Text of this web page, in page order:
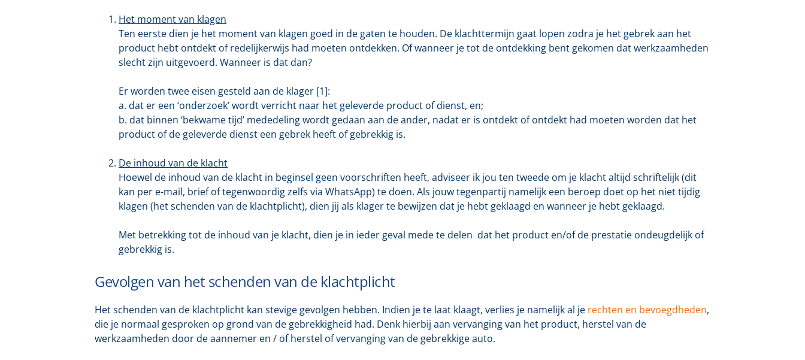
Het moment van klagen
Ten eerste dien je het moment van klagen goed in de gaten te houden. De klachttermijn gaat lopen zodra je het gebrek aan het
product hebt ontdekt of redelijkerwijs had moeten ontdekken. Of wanneer je tot de ontdekking bent gekomen dat werkzaamheden
slecht zijn uitgevoerd. Wanneer is dat dan?
Er worden twee eisen gesteld aan de klager [1]:
a. dat er een ‘onderzoek’ wordt verricht naar het geleverde product of dienst, en;
b. dat binnen ‘bekwame tijd’ mededeling wordt gedaan aan de ander, nadat er is ontdekt of ontdekt had moeten worden dat het
product of de geleverde dienst een gebrek heeft of gebrekkig is.
De inhoud van de klacht
Hoewel de inhoud van de klacht in beginsel geen voorschriften heeft, adviseer ik jou ten tweede om je klacht altijd schriftelijk (dit
kan per e-mail, brief of tegenwoordig zelfs via WhatsApp) te doen. Als jouw tegenpartij namelijk een beroep doet op het niet tijdig
klagen (het schenden van de klachtplicht), dien jij als klager te bewijzen dat je hebt geklaagd en wanneer je hebt geklaagd.
Met betrekking tot de inhoud van je klacht, dien je in ieder geval mede te delen dat het product en/of de prestatie ondeugdelijk of
gebrekkig is.
Gevolgen van het schenden van de klachtplicht
Het schenden van de klachtplicht kan stevige gevolgen hebben. Indien je te laat klaagt, verlies je namelijk al je rechten en bevoegdheden,
die je normaal gesproken op grond van de gebrekkigheid had. Denk hierbij aan vervanging van het product, herstel van de
werkzaamheden door de aannemer en / of herstel of vervanging van de gebrekkige auto.